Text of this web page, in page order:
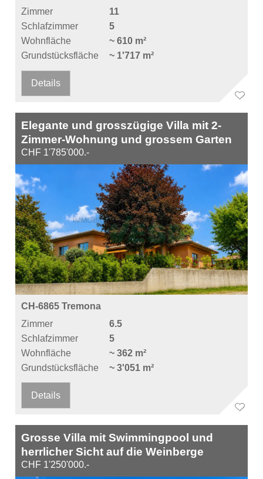
Zimmer
11
Schlafzimmer
5
Wohnfläche
~ 610 m²
Grundstücksfläche
~ 1'717 m²
Details
Elegante und grosszügige Villa mit 2-
Zimmer-Wohnung und grossem Garten
CHF 1'785'000.-
CH-6865 Tremona
Zimmer
6.5
Schlafzimmer
5
Wohnfläche
~ 362 m²
Grundstücksfläche
~ 3'051 m²
Details
Grosse Villa mit Swimmingpool und
herrlicher Sicht auf die Weinberge
CHF 1'250'000.-